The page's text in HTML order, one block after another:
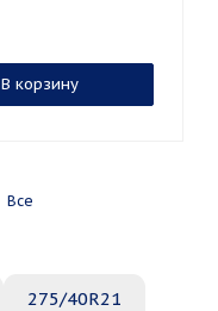
В корзину
Все
275/40R21